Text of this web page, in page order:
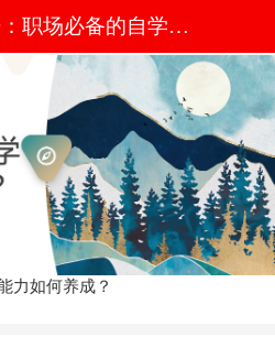
职场必备的自学能
力如何养成？
力如何养成？